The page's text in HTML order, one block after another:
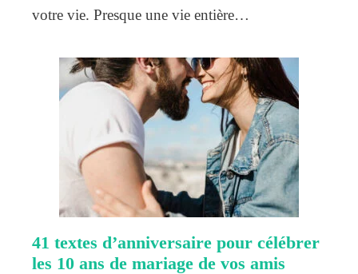
votre vie. Presque une vie entière…
41 textes d’anniversaire pour célébrer
les 10 ans de mariage de vos amis